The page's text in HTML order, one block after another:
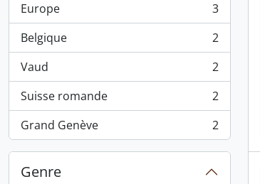
Europe
, 3 résultats
3
Belgique
, 2 résultats
2
Vaud
, 2 résultats
2
Suisse romande
, 2 résultats
2
Grand Genève
, 2 résultats 2
Genre